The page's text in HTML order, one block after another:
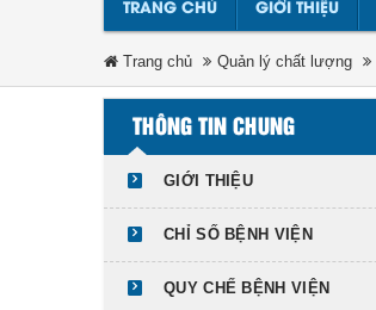
TRANG CHỦ GIỚI THIỆU
Trang chủ Quản lý chất lượng
THÔNG TIN CHUNG
GIỚI THIỆU
CHỈ SỐ BỆNH VIỆN
QUY CHẾ BỆNH VIỆN